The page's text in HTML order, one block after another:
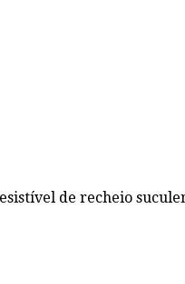
de recheio